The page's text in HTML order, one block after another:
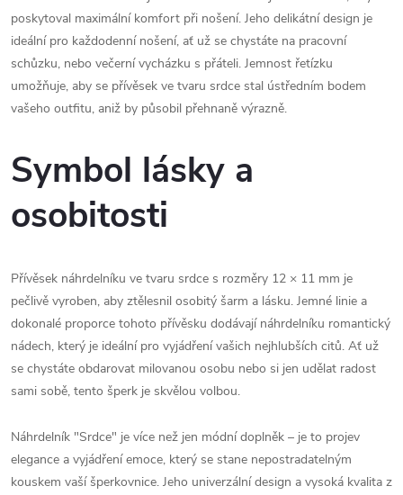
poskytoval maximální komfort při nošení. Jeho delikátní design je
ideální pro každodenní nošení, ať už se chystáte na pracovní
schůzku, nebo večerní vycházku s přáteli. Jemnost řetízku
umožňuje, aby se přívěsek ve tvaru srdce stal ústředním bodem
vašeho outfitu, aniž by působil přehnaně výrazně.
Symbol lásky a
osobitosti
Přívěsek náhrdelníku ve tvaru srdce s rozměry 12 × 11 mm je
pečlivě vyroben, aby ztělesnil osobitý šarm a lásku. Jemné linie a
dokonalé proporce tohoto přívěsku dodávají náhrdelníku romantický
nádech, který je ideální pro vyjádření vašich nejhlubších citů. Ať už
se chystáte obdarovat milovanou osobu nebo si jen udělat radost
sami sobě, tento šperk je skvělou volbou.
Náhrdelník "Srdce" je více než jen módní doplněk – je to projev
elegance a vyjádření emoce, který se stane nepostradatelným
kouskem vaší šperkovnice. Jeho univerzální design a vysoká kvalita z